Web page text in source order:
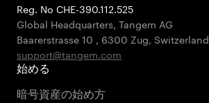
Reg. No CHE-390.112.525
Global Headquarters, Tangem AG
Baarerstrasse 10 , 6300 Zug, Switzerland
support@tangem.com
始める
暗号資産の始め方